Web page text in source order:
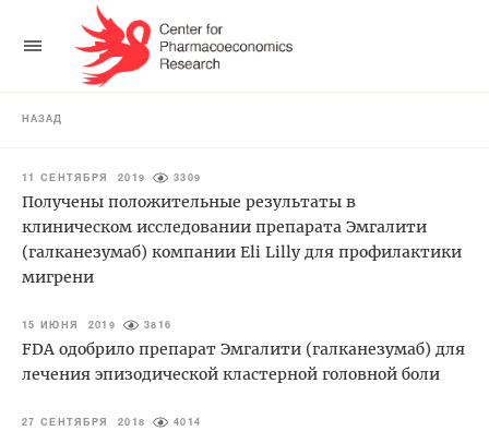
НАЗАД
11 СЕНТЯБРЯ 2019 3309
Получены положительные результаты в
клиническом исследовании препарата Эмгалити
(галканезумаб) компании Eli Lilly для профилактики
мигрени
15 ИЮНЯ 2019 3816
FDA одобрило препарат Эмгалити (галканезумаб) для
лечения эпизодической кластерной головной боли
27 СЕНТЯБРЯ 2018 4014